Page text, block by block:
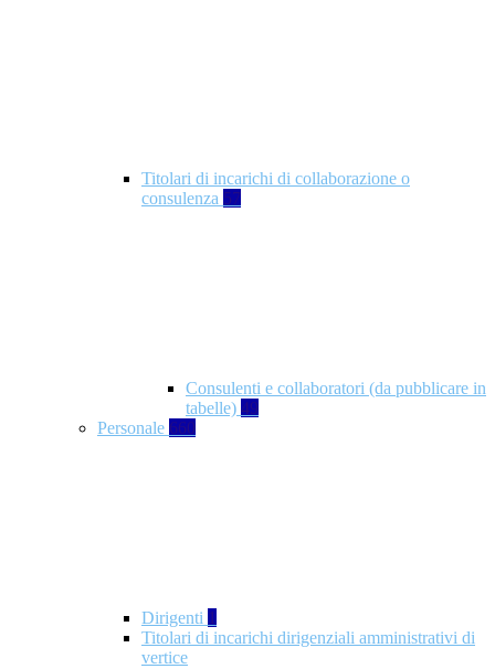
Titolari di incarichi di collaborazione o
consulenza 57
Consulenti e collaboratori (da pubblicare in
tabelle) 49
Personale 660
Dirigenti 1
Titolari di incarichi dirigenziali amministrativi di
vertice